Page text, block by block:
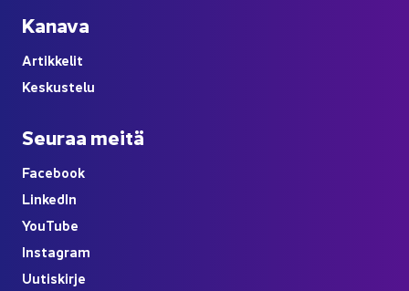
Ka­na­va
Ar­tik­ke­lit
Kes­kus­te­lu
Seu­raa meitä
Face­book
Lin­ke­dIn
YouTube
Ins­ta­gram
Uu­tis­kir­je